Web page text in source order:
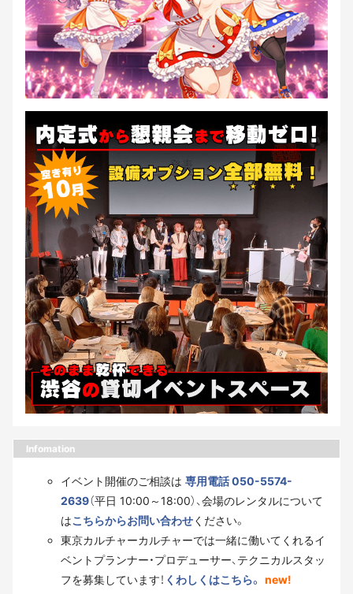
Infomation
イベント開催のご相談は 専用電話 050-5574-
2639（平日 10:00～18:00）、会場のレンタルについて
はこちらからお問い合わせください。
東京カルチャーカルチャーでは一緒に働いてくれるイ
ベントプランナー・プロデューサー、テクニカルスタッ
フを募集しています！ くわしくはこちら。 new!